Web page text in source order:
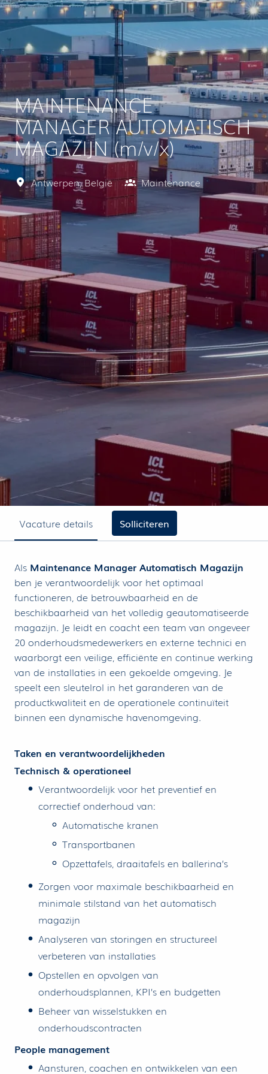
MAINTENANCE
MANAGER AUTOMATISCH
MAGAZIJN (m/v/x)
Antwerpen, België Maintenance
Vacature details Solliciteren
Als Maintenance Manager Automatisch Magazijn
ben je verantwoordelijk voor het optimaal
functioneren, de betrouwbaarheid en de
beschikbaarheid van het volledig geautomatiseerde
magazijn. Je leidt en coacht een team van ongeveer
20 onderhoudsmedewerkers en externe technici en
waarborgt een veilige, efficiënte en continue werking
van de installaties in een gekoelde omgeving. Je
speelt een sleutelrol in het garanderen van de
productkwaliteit en de operationele continuïteit
binnen een dynamische havenomgeving.
Taken en verantwoordelijkheden
Technisch & operationeel
Verantwoordelijk voor het preventief en
correctief onderhoud van:
Automatische kranen
Transportbanen
Opzettafels, draaitafels en ballerina’s
Zorgen voor maximale beschikbaarheid en
minimale stilstand van het automatisch
magazijn
Analyseren van storingen en structureel
verbeteren van installaties
Opstellen en opvolgen van
onderhoudsplannen, KPI’s en budgetten
Beheer van wisselstukken en
onderhoudscontracten
People management
Aansturen, coachen en ontwikkelen van een